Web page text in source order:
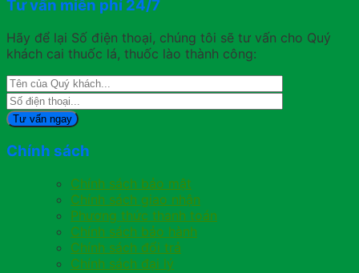
Tư vấn miễn phí 24/7
Hãy để lại Số điện thoại, chúng tôi sẽ tư vấn cho Quý
khách cai thuốc lá, thuốc lào thành công:
Chính sách
Chính sách bảo mật
Chính sách giao nhận
Phương thức thanh toán
Chính sách bảo hành
Chính sách đổi trả
Chính sách đại lý